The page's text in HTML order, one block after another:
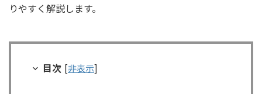
りやすく解説します。
目次 [非表示]